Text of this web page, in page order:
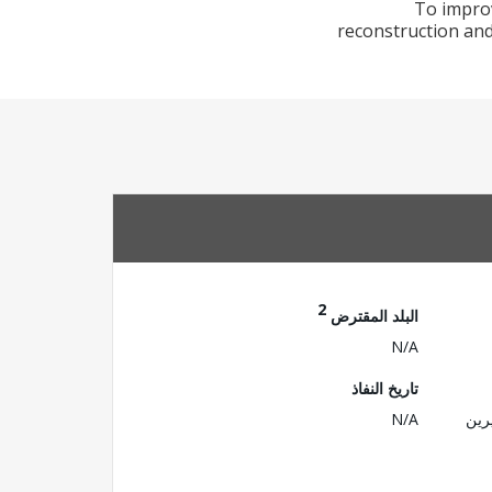
To
reconstruction
البلد المقترض 2
N/A
تاريخ النفاذ
N/A